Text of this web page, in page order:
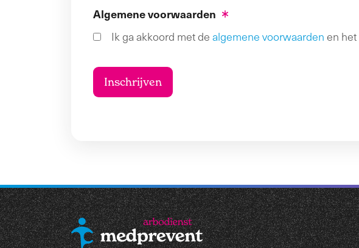
Algemene voorwaarden
Ik ga akkoord met de algemene voorwaarden en het